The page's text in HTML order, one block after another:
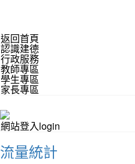
返回首頁
認識建德
行政服務
教師專區
學生專區
家長專區
網站登入login
流量統計